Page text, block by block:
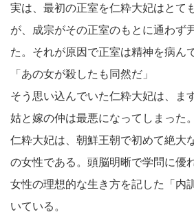
実は、最初の正室を仁粋大妃はとて
が、成宗がその正室のもとに通わず
た。それが原因で正室は精神を病ん
「あの女が殺したも同然だ」
そう思い込んでいた仁粋大妃は、ま
姑と嫁の仲は最悪になってしまった。
仁粋大妃は、朝鮮王朝で初めて絶大
の女性である。頭脳明晰で学問に優
女性の理想的な生き方を記した「内
いている。